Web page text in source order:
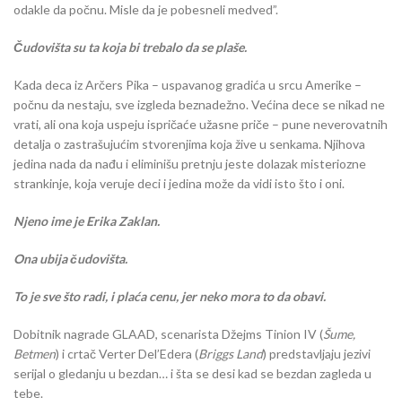
odakle da počnu. Misle da je pobesneli medved”.
Čudovišta su ta koja bi trebalo da se plaše.
Kada deca iz Arčers Pika – uspavanog gradića u srcu Amerike –
počnu da nestaju, sve izgleda beznadežno. Većina dece se nikad ne
vrati, ali ona koja uspeju ispričaće užasne priče – pune neverovatnih
detalja o zastrašujućim stvorenjima koja žive u senkama. Njihova
jedina nada da nađu i eliminišu pretnju jeste dolazak misteriozne
strankinje, koja veruje deci i jedina može da vidi isto što i oni.
Njeno ime je Erika Zaklan.
Ona ubija čudovišta.
To je sve što radi, i plaća cenu, jer neko mora to da obavi.
Dobitnik nagrade GLAAD, scenarista Džejms Tinion IV (Šume,
Betmen) i crtač Verter Del’Edera (Briggs Land) predstavljaju jezivi
serijal o gledanju u bezdan… i šta se desi kad se bezdan zagleda u
tebe.